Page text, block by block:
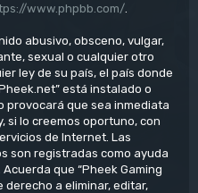
www.phpbb.com/
abusivo, obsceno, vulgar,
sexual o cualquier otro
ley de su país, el país donde
está instalado o
provocará que sea inmediata
si lo creemos oportuno, con
de Internet. Las
son registradas como ayuda
que “Pheek Gaming
a eliminar, editar,